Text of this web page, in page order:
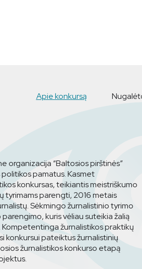
Apie konkursą
organizacija “Baltosios pirštinės”
pamatus. Kasmet
konkursas, teikiantis meistriškumo
tyrimams parengti, 2016 metais
Sėkmingo žurnalistinio tyrimo
kuris vėliau suteikia žalią
žurnalistikos praktikų
konkursui pateiktus žurnalistinių
žurnalistikos konkurso etapą